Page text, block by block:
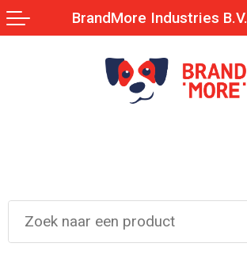
BrandMore Industries B.V.